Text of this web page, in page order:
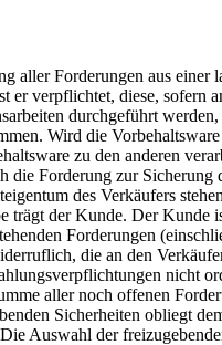
aller Forderungen aus einer
verpflichtet, diese, sofern
durchgeführt
Wird die
zu den anderen
Forderung zur Sicherung
des Verkäufers
trägt der Kunde. Der Kunde
Forderungen
die an den
nicht
aller noch offenen
Sicherheiten obliegt
Auswahl der